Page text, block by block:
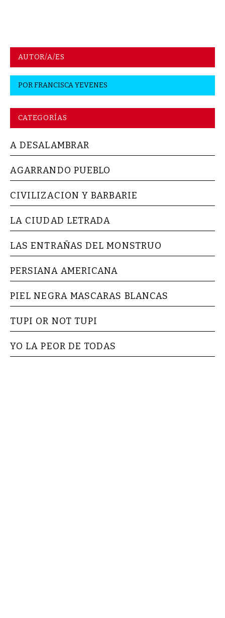
AUTOR/A/ES
PORFRANCISCA YEVENES
CATEGORÍAS
A DESALAMBRAR
AGARRANDO PUEBLO
CIVILIZACION Y BARBARIE
LA CIUDAD LETRADA
LAS ENTRAÑAS DEL MONSTRUO
PERSIANA AMERICANA
PIEL NEGRA MASCARAS BLANCAS
TUPI OR NOT TUPI
YO LA PEOR DE TODAS